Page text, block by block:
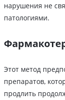
нарушения не
патологиями.
Этот метод
препаратов,
продлить